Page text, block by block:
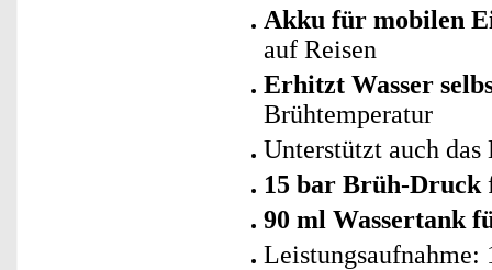
Akku für mobilen
auf Reisen
Erhitzt Wasser
Brühtemperatur
Unterstützt auch
15 bar Brüh-Druck
90 ml Wassertank
Leistungsaufnahme: